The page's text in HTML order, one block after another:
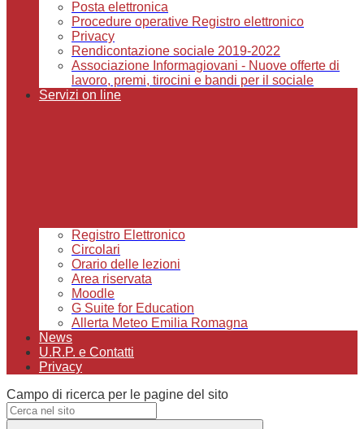
Posta elettronica
Procedure operative Registro elettronico
Privacy
Rendicontazione sociale 2019-2022
Associazione Informagiovani - Nuove offerte di
lavoro, premi, tirocini e bandi per il sociale
Servizi on line
Registro Elettronico
Circolari
Orario delle lezioni
Area riservata
Moodle
G Suite for Education
Allerta Meteo Emilia Romagna
News
U.R.P. e Contatti
Privacy
Campo di ricerca per le pagine del sito